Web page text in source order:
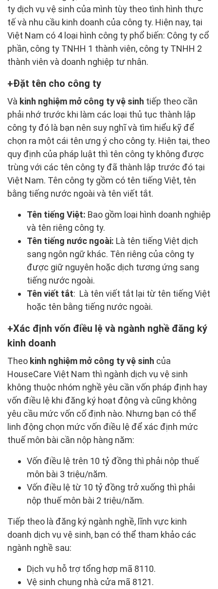
ty dịch vụ vệ sinh của mình tùy theo tình hình thực
tế và nhu cầu kinh doanh của công ty. Hiện nay, tại
Việt Nam có 4 loại hình công ty phổ biến: Công ty cổ
phần, công ty TNHH 1 thành viên, công ty TNHH 2
thành viên và doanh nghiệp tư nhân.
Đặt tên cho công ty
Và kinh nghiệm mở công ty vệ sinh tiếp theo cần
phải nhớ trước khi làm các loại thủ tục thành lập
công ty đó là bạn nên suy nghĩ và tìm hiểu kỹ để
chọn ra một cái tên ưng ý cho công ty. Hiện tại, theo
quy định của pháp luật thì tên công ty không được
trùng với các tên công ty đã thành lập trước đó tại
Việt Nam. Tên công ty gồm có tên tiếng Việt, tên
bằng tiếng nước ngoài và tên viết tắt.
Tên tiếng Việt: Bao gồm loại hình doanh nghiệp
và tên riêng công ty.
Tên tiếng nước ngoài: Là tên tiếng Việt dịch
sang ngôn ngữ khác. Tên riêng của công ty
được giữ nguyên hoặc dịch tương ứng sang
tiếng nước ngoài.
Tên viết tắt: Là tên viết tắt lại từ tên tiếng Việt
hoặc tên bằng tiếng nước ngoài.
Xác định vốn điều lệ và ngành nghề đăng ký
kinh doanh
Theo kinh nghiệm mở công ty vệ sinh của
HouseCare Việt Nam thì ngành dịch vụ vệ sinh
không thuộc nhóm nghề yêu cần vốn pháp định hay
vốn điều lệ khi đăng ký hoạt động và cũng không
yêu cầu mức vốn cố định nào. Nhưng bạn có thể
linh động chọn mức vốn điều lệ để xác định mức
thuế môn bài cần nộp hàng năm:
Vốn điều lệ trên 10 tỷ đồng thì phải nộp thuế
môn bài 3 triệu/năm.
Vốn điều lệ từ 10 tỷ đồng trở xuống thì phải
nộp thuế môn bài 2 triệu/năm.
Tiếp theo là đăng ký ngành nghề, lĩnh vực kinh
doanh dịch vụ vệ sinh, bạn có thể tham khảo các
ngành nghề sau:
Dịch vụ hỗ trợ tổng hợp mã 8110.
Vệ sinh chung nhà cửa mã 8121.